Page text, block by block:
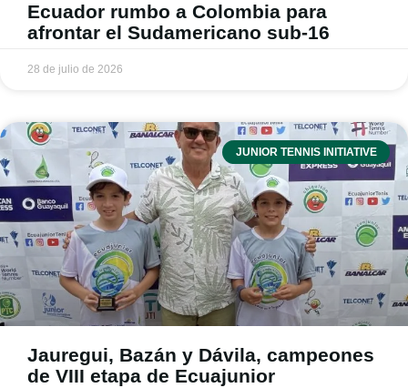
Ecuador rumbo a Colombia para
afrontar el Sudamericano sub-16
28 de julio de 2026
JUNIOR TENNIS INITIATIVE
Jauregui, Bazán y Dávila, campeones
de VIII etapa de Ecuajunior